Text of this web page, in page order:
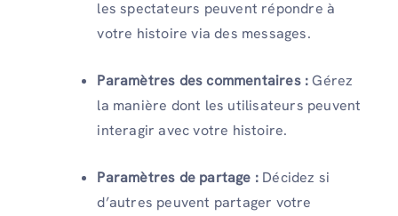
les spectateurs peuvent répondre à
votre histoire via des messages.
Paramètres des commentaires :Gérez
la manière dont les utilisateurs peuvent
interagir avec votre histoire.
Paramètres de partage : Décidez si
d’autres peuvent partager votre